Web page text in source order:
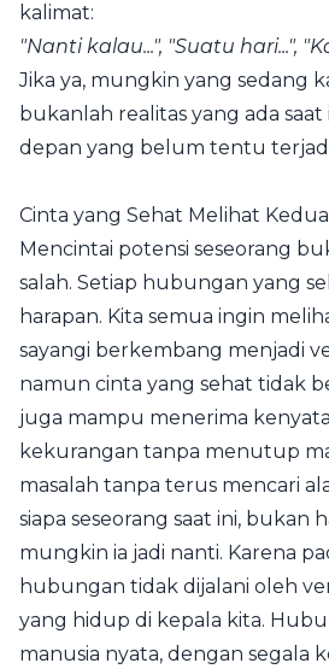
kalimat:
"Nanti kalau...", "Suatu hari...",
Jika ya, mungkin yang sedang
bukanlah realitas yang ada saat
depan yang belum tentu
Cinta yang Sehat Melihat
Mencintai potensi seseorang
salah. Setiap hubungan yang
harapan. Kita semua ingin
sayangi berkembang menjadi
namun cinta yang sehat tidak
juga mampu menerima
kekurangan tanpa menutup
masalah tanpa terus mencari
siapa seseorang saat ini, bukan
mungkin ia jadi nanti. Karena
hubungan tidak dijalani oleh
yang hidup di kepala kita.
manusia nyata, dengan segala